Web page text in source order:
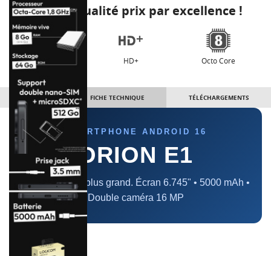
Le rapport qualité prix par excellence !
Double SIM HD+ Octo Core
DÉTAILS FICHE TECHNIQUE TÉLÉCHARGEMENTS
SMARTPHONE ANDROID 16
ORION E1
L'essentiel, en plus grand. Écran 6.745" • 5000 mAh •
Double caméra 16 MP